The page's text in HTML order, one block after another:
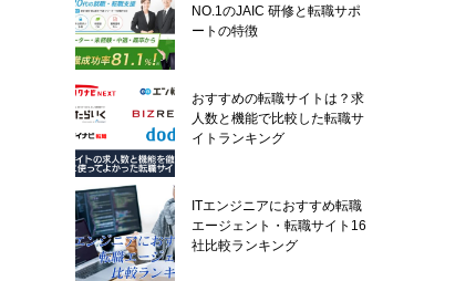
NO.1のJAIC 研修と転職サポ
ートの特徴
おすすめの転職サイトは？求
人数と機能で比較した転職サ
イトランキング
ITエンジニアにおすすめ転職
エージェント・転職サイト16
社比較ランキング